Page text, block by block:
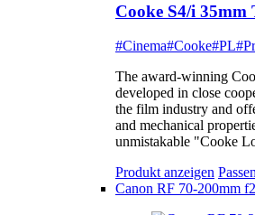
Cooke S4/i 35mm
#Cinema#Cooke#PL
The award-winning
developed in close
the film industry and
and mechanical
unmistakable "Cooke
Produkt anzeigen
Canon RF 70-200mm